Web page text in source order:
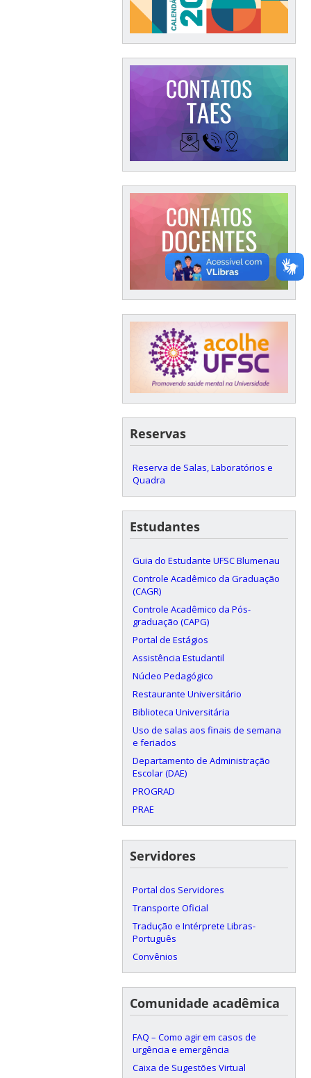
Reservas
Reserva de Salas, Laboratórios e
Quadra
Estudantes
Guia do Estudante UFSC Blumenau
Controle Acadêmico da Graduação
(CAGR)
Controle Acadêmico da Pós-
graduação (CAPG)
Portal de Estágios
Assistência Estudantil
Núcleo Pedagógico
Restaurante Universitário
Biblioteca Universitária
Uso de salas aos finais de semana
e feriados
Departamento de Administração
Escolar (DAE)
PROGRAD
PRAE
Servidores
Portal dos Servidores
Transporte Oficial
Tradução e Intérprete Libras-
Português
Convênios
Comunidade acadêmica
FAQ – Como agir em casos de
urgência e emergência
Caixa de Sugestões Virtual